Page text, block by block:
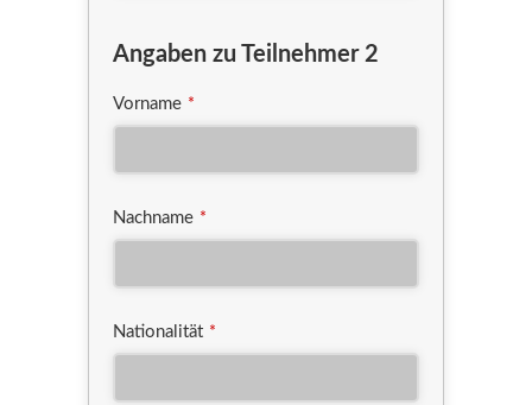
Angaben zu Teilnehmer 2
Vorname *
Nachname *
Nationalität *